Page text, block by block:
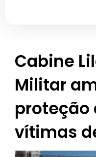
Cabine
Militar
proteção
vítimas